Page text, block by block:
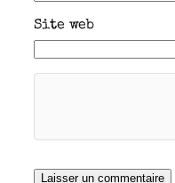
Site web